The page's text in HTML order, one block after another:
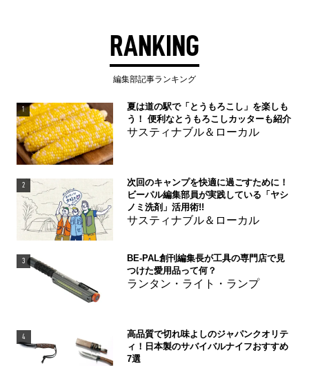
RANKING
編集部記事ランキング
1
夏は道の駅で「とうもろこし」を楽しも
う！ 便利なとうもろこしカッターも紹介
サスティナブル＆ローカル
2
次回のキャンプを快適に過ごすために！
ビーパル編集部員が実践している「ヤシ
ノミ洗剤」活用術!!
サスティナブル＆ローカル
3
BE-PAL創刊編集長が工具の専門店で見
つけた愛用品って何？
ランタン・ライト・ランプ
4
高品質で切れ味よしのジャパンクオリテ
ィ！日本製のサバイバルナイフおすすめ
7選